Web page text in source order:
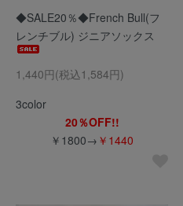
◆SALE20％◆French Bull(フ
レンチブル) ジニアソックス
1,440円(税込1,584円)
3color
20％OFF!!
￥1800→ ￥1440